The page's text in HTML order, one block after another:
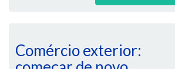
Comércio exterior: